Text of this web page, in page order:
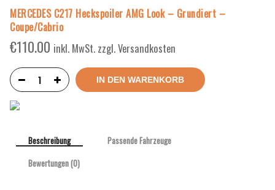
MERCEDES C217 Heckspoiler AMG Look – Grundiert –
Coupe/Cabrio
€110.00 inkl. MwSt. zzgl. Versandkosten
IN DEN WARENKORB
Beschreibung
Passende Fahrzeuge
Bewertungen (0)